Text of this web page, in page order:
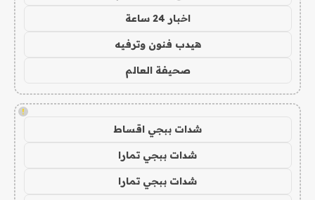
اخبار 24 ساعة
هيدب فنون وترفيه
صحيفة العالم
!
شدات ببجي اقساط
شدات ببجي تمارا
شدات ببجي تمارا